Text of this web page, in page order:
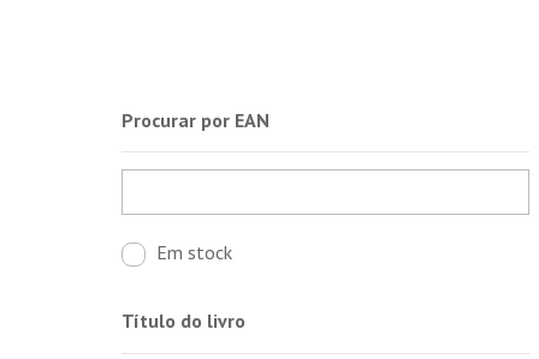
Procurar por EAN
Em stock
Título do livro